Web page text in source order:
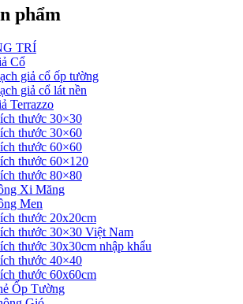
phẩm
TRÍ
Cổ
giả cổ ốp tường
giả cổ lát nền
Terrazzo
thước 30×30
thước 30×60
thước 60×60
thước 60×120
thước 80×80
Xi Măng
Men
thước 20x20cm
thước 30×30 Việt Nam
thước 30x30cm nhập khẩu
thước 40×40
thước 60x60cm
Ốp Tường